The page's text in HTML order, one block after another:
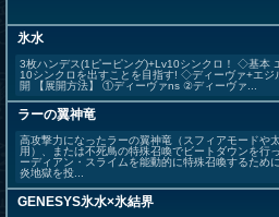
氷水
3枚ハンデス(1ピーピング)+Lv10シンクロ！ ◇基本
10シンクロを出すことを目指す! ◇ディーヴァ+エジ
開 【展開方法】 ①ディーヴァns ②ディーヴァ...
ラーの翼神竜
高攻撃力になったラーの翼神竜（スフィアモードや
用）、または不死鳥の特殊召喚でビートダウンを行
ーディアン・スライムを能動的に特殊召喚するため
炎地獄を投...
GENESYS氷水×氷結界